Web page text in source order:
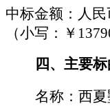
中标金额： 人
（小写：￥
四、主要
名称：西